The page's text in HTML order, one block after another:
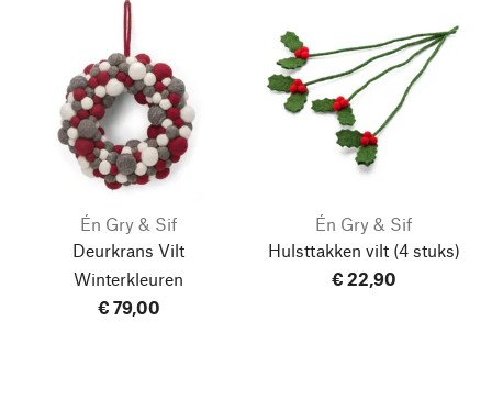
Én Gry & Sif
Deurkrans Vilt
Winterkleuren
€ 79,00
Én Gry & Sif
Hulsttakken vilt(4 stuks)
€ 22,90